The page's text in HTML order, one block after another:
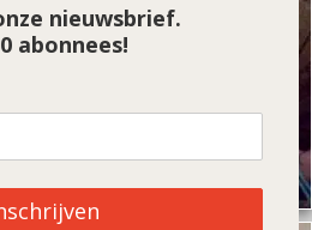
nieuwsbrief.
abonnees!